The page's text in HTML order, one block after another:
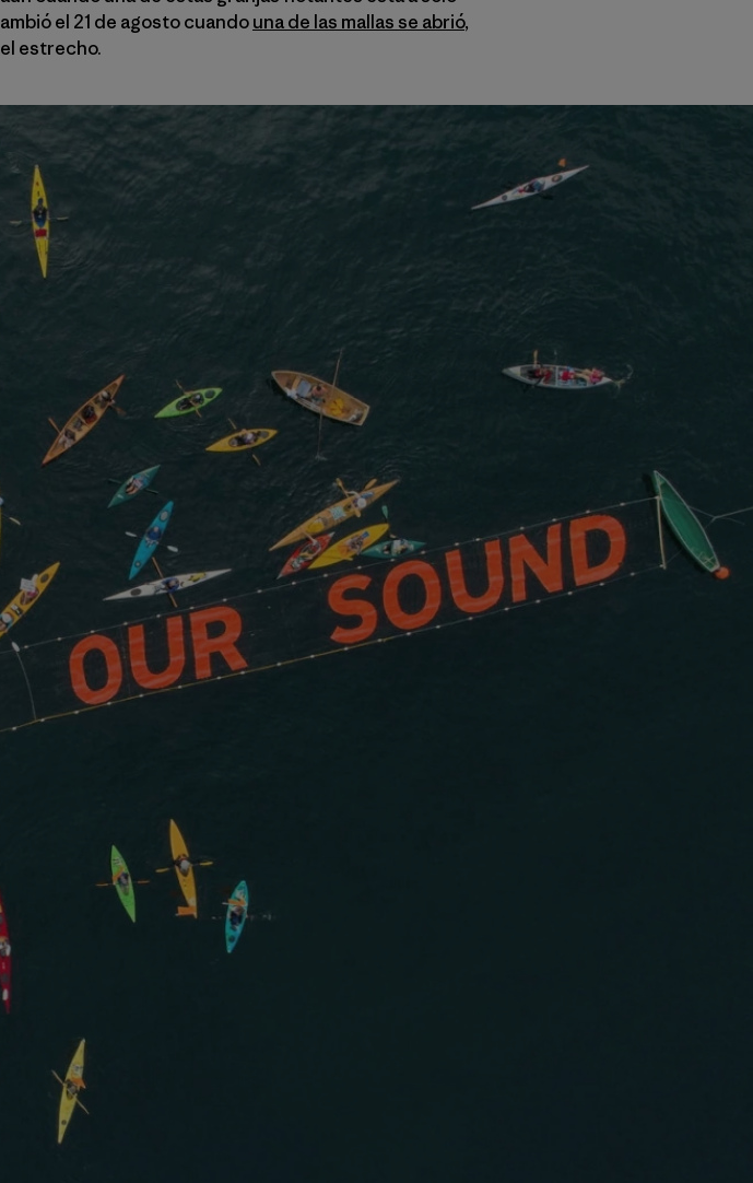
el 21 de agosto cuandouna de las mallas se abrió,
estrecho.